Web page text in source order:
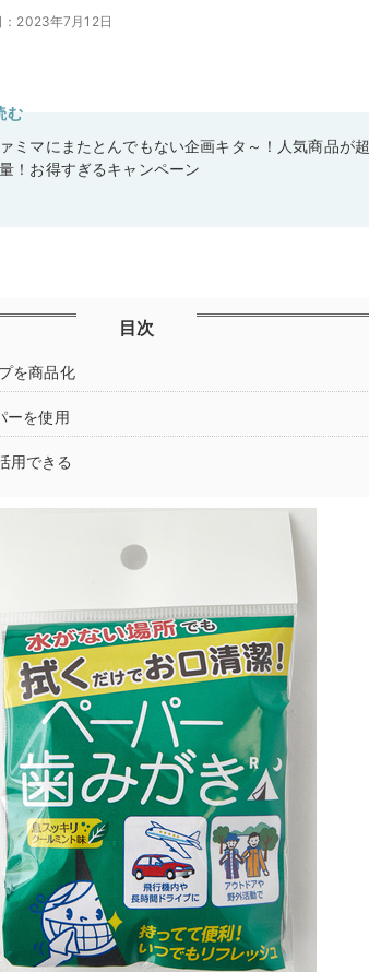
：2023年7月12日
む
ミマにまたとんでもない企画キタ～！人気商品が超
！お得すぎるキャンペーン
目次
を商品化
ーを使用
用できる